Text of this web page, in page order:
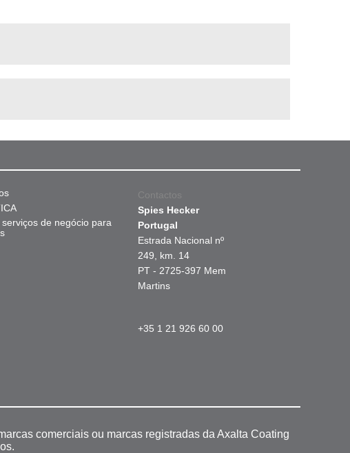
serviços de negócio para
Contactos
Spies Hecker
Portugal
Estrada Nacional nº
249, km. 14
PT - 2725-397 Mem
Martins
+35 1 21 926 60 00
comerciais ou marcas registradas da Axalta Coating